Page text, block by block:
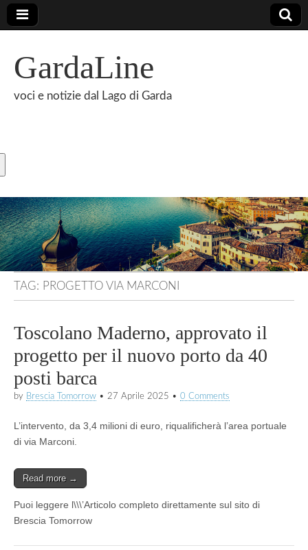
GardaLine
voci e notizie dal Lago di Garda
TAG: PROGETTO VIA MARCONI
Toscolano Maderno, approvato il
progetto per il nuovo porto da 40
posti barca
by Brescia Tomorrow • 27 Aprile 2025 • 0 Comments
L’intervento, da 3,4 milioni di euro, riqualificherà l’area portuale
di via Marconi.
Read more →
Puoi leggere l\\\’Articolo completo direttamente sul sito di
Brescia Tomorrow